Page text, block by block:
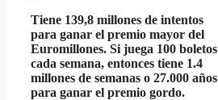
Tiene 139,8 millones de intentos
para ganar el premio mayor del
Euromillones. Si juega 100 boletos
cada semana, entonces tiene 1.4
millones de semanas o 27.000 años
para ganar el premio gordo.